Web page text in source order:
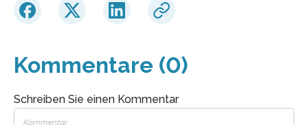
Kommentare (0)
Schreiben Sie einen Kommentar